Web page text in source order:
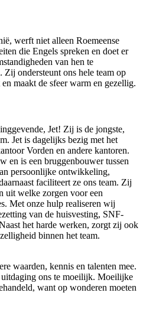
werft niet alleen Roemeense
die Engels spreken en doet er
van hen te
Zij ondersteunt ons hele team op
maakt de sfeer warm en gezellig.
Jet! Zij is de jongste,
Jet is dagelijks bezig met het
Vorden en andere kantoren.
en is een bruggenbouwer tussen
persoonlijke ontwikkeling,
faciliteert ze ons team. Zij
uit welke zorgen voor een
Met onze hulp realiseren wij
van de huisvesting, SNF-
het harde werken, zorgt zij ook
binnen het team.
waarden, kennis en talenten mee.
ons te moeilijk. Moeilijke
want op wonderen moeten